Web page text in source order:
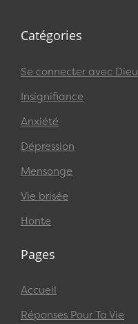
Catégories
Se connecter avec Dieu
Insignifiance
Anxiété
Dépression
Mensonge
Vie brisée
Honte
Pages
Accueil
Réponses Pour Ta Vie